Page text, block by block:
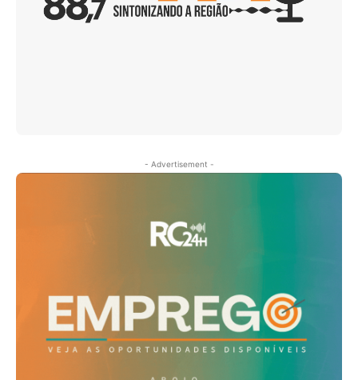
- Advertisement -